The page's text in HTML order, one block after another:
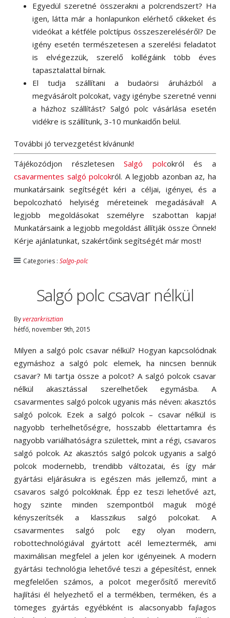
Egyedül szeretné összerakni a polcrendszert? Ha
igen, látta már a honlapunkon elérhető cikkeket és
videókat a kétféle polctípus összeszereléséről? De
igény esetén természetesen a szerelési feladatot
is elvégezzük, szerelő kollégáink több éves
tapasztalattal bírnak.
El tudja szállítani a budaörsi áruházból a
megvásárolt polcokat, vagy igénybe szeretné venni
a házhoz szállítást? Salgó polc vásárlása esetén
vidékre is szállítunk, 3-10 munkaidőn belül.
További jó tervezgetést kívánunk!
Tájékozódjon részletesenSalgó polcokról és a
csavarmentes salgó polcokról. A legjobb azonban az, ha
munkatársaink segítségét kéri a céljai, igényei, és a
bepolcozható helyiség méreteinek megadásával! A
legjobb megoldásokat személyre szabottan kapja!
Munkatársaink a legjobb megoldást állítják össze Önnek!
Kérje ajánlatunkat, szakértőink segítségét már most!
Categories : Salgo-polc
Salgó polc csavar nélkül
Byverzarkrisztian
hétfő, november 9th, 2015
Milyen a salgó polc csavar nélkül? Hogyan kapcsolódnak
egymáshoz a salgó polc elemek, ha nincsen bennük
csavar? Mi tartja össze a polcot? A salgó polcok csavar
nélkül akasztással szerelhetőek egymásba. A
csavarmentes salgó polcok ugyanis más néven: akasztós
salgó polcok. Ezek a salgó polcok – csavar nélkül is
nagyobb terhelhetőségre, hosszabb élettartamra és
nagyobb variálhatóságra születtek, mint a régi, csavaros
salgó polcok. Az akasztós salgó polcok ugyanis a salgó
polcok modernebb, trendibb változatai, és így már
gyártási eljárásukra is egészen más jellemző, mint a
csavaros salgó polcokknak. Épp ez teszi lehetővé azt,
hogy szinte minden szempontból maguk mögé
kényszerítsék a klasszikus salgó polcokat. A
csavarmentes salgó polc egy olyan modern,
robottechnológiával gyártott acél lemeztermék, ami
maximálisan megfelel a jelen kor igényeinek. A modern
gyártási technológia lehetővé teszi a gépesítést, ennek
megfelelően számos, a polcot megerősítő merevítő
hajlítási él helyezhető el a termékben, terméken, és a
tömeges gyártás egyébként is alacsonyabb fajlagos